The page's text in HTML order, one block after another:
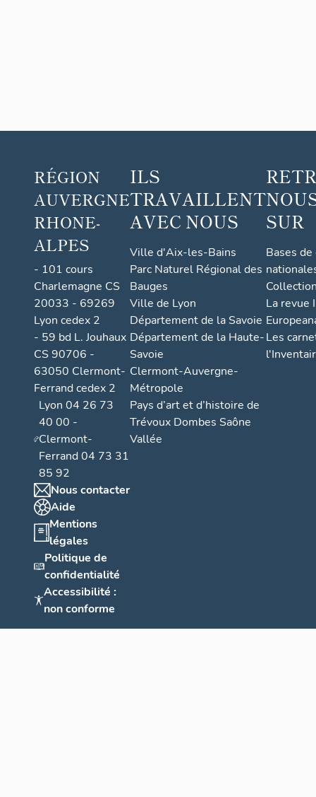
RÉGION
AUVERGNE
RHONE-
ALPES
- 101 cours
Charlemagne CS
20033 - 69269
Lyon cedex 2
- 59 bd L. Jouhaux
CS 90706 -
63050 Clermont-
Ferrand cedex 2
Lyon 04 26 73
40 00 -
Clermont-
Ferrand 04 73 31
85 92
Nous contacter
Aide
Mentions
légales
Politique de
confidentialité
Accessibilité :
non conforme
ILS
TRAVAILLENT
AVEC NOUS
Ville d'Aix-les-Bains
Parc Naturel Régional des
Bauges
Ville de Lyon
Département de la Savoie
Département de la Haute-
Savoie
Clermont-Auvergne-
Métropole
Pays d’art et d’histoire de
Trévoux Dombes Saône
Vallée
SUR
Bases
La revue
Les